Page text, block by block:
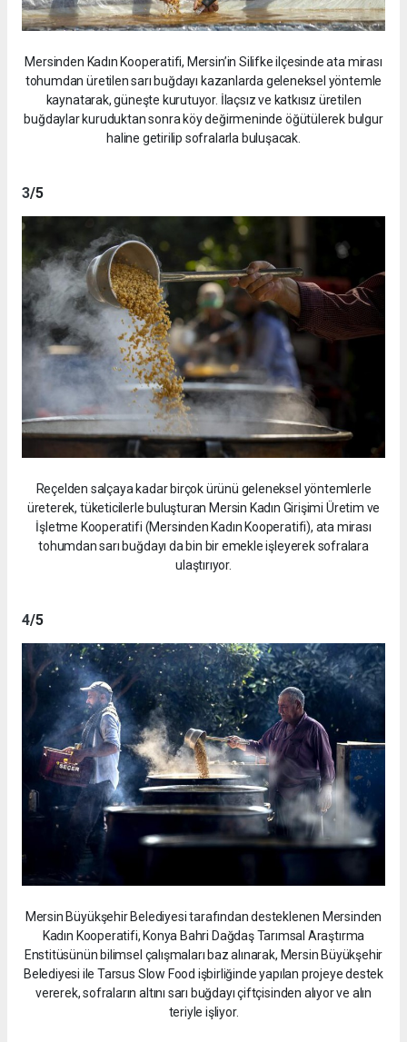
Mersinden Kadın Kooperatifi, Mersin’in Silifke ilçesinde ata mirası
tohumdan üretilen sarı buğdayı kazanlarda geleneksel yöntemle
kaynatarak, güneşte kurutuyor. İlaçsız ve katkısız üretilen
buğdaylar kuruduktan sonra köy değirmeninde öğütülerek bulgur
haline getirilip sofralarla buluşacak.
3/5
Reçelden salçaya kadar birçok ürünü geleneksel yöntemlerle
üreterek, tüketicilerle buluşturan Mersin Kadın Girişimi Üretim ve
İşletme Kooperatifi (Mersinden Kadın Kooperatifi), ata mirası
tohumdan sarı buğdayı da bin bir emekle işleyerek sofralara
ulaştırıyor.
4/5
Mersin Büyükşehir Belediyesi tarafından desteklenen Mersinden
Kadın Kooperatifi, Konya Bahri Dağdaş Tarımsal Araştırma
Enstitüsünün bilimsel çalışmaları baz alınarak, Mersin Büyükşehir
Belediyesi ile Tarsus Slow Food işbirliğinde yapılan projeye destek
vererek, sofraların altını sarı buğdayı çiftçisinden alıyor ve alın
teriyle işliyor.